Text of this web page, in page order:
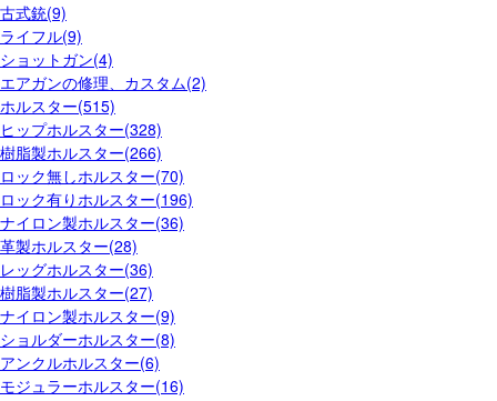
古式銃(9)
ライフル(9)
ショットガン(4)
エアガンの修理、カスタム(2)
ホルスター(515)
ヒップホルスター(328)
樹脂製ホルスター(266)
ロック無しホルスター(70)
ロック有りホルスター(196)
ナイロン製ホルスター(36)
革製ホルスター(28)
レッグホルスター(36)
樹脂製ホルスター(27)
ナイロン製ホルスター(9)
ショルダーホルスター(8)
アンクルホルスター(6)
モジュラーホルスター(16)